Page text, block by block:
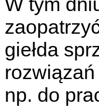
giełda
np. do